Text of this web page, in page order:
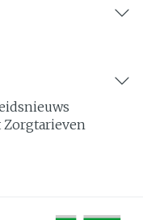
Zorgtarieven